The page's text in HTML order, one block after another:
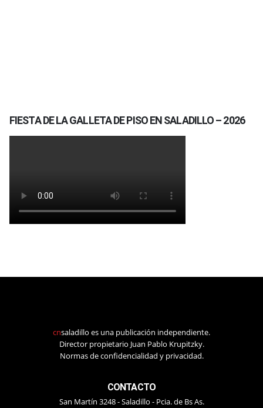
FIESTA DE LA GALLETA DE PISO EN SALADILLO – 2026
cnsaladillo es una publicación independiente.
Director propietario Juan Pablo Krupitzky.
Normas de confidencialidad y privacidad.
CONTACTO
San Martín 3248 - Saladillo - Pcia. de Bs As.